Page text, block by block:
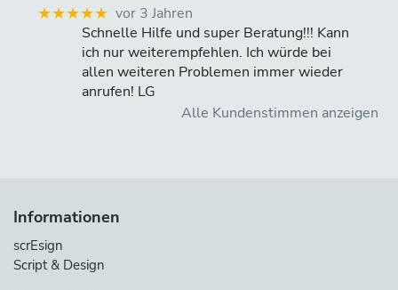
★★★★★ vor 3 Jahren
Schnelle Hilfe und super Beratung!!! Kann
ich nur weiterempfehlen. Ich würde bei
allen weiteren Problemen immer wieder
anrufen! LG
Alle Kundenstimmen anzeigen
Informationen
scrEsign
Script & Design